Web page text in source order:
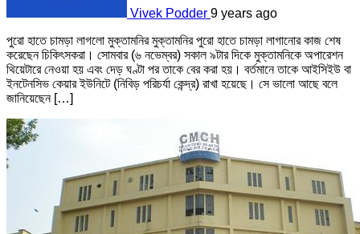
Vivek Podder 9 years ago
পুরো হাতে চামড়া লাগলো মুক্তামনির মুক্তামনির পুরো হাতে চামড়া লাগানোর কাজ শেষ
করেছেন চিকিৎসকরা। সোমবার (৬ নভেম্বর) সকাল ৯টার দিকে মুক্তামনিকে অপারেশন
থিয়েটারে নেওয়া হয় এবং দেড় ঘণ্টা পর তাকে বের করা হয়। বর্তমানে তাকে আইসিইউ বা
ইনটেনসিভ কেয়ার ইউনিটে (নিবিড় পরিচর্যা কেন্দ্র) রাখা হয়েছে। সে ভালো আছে বলে
জানিয়েছেন […]